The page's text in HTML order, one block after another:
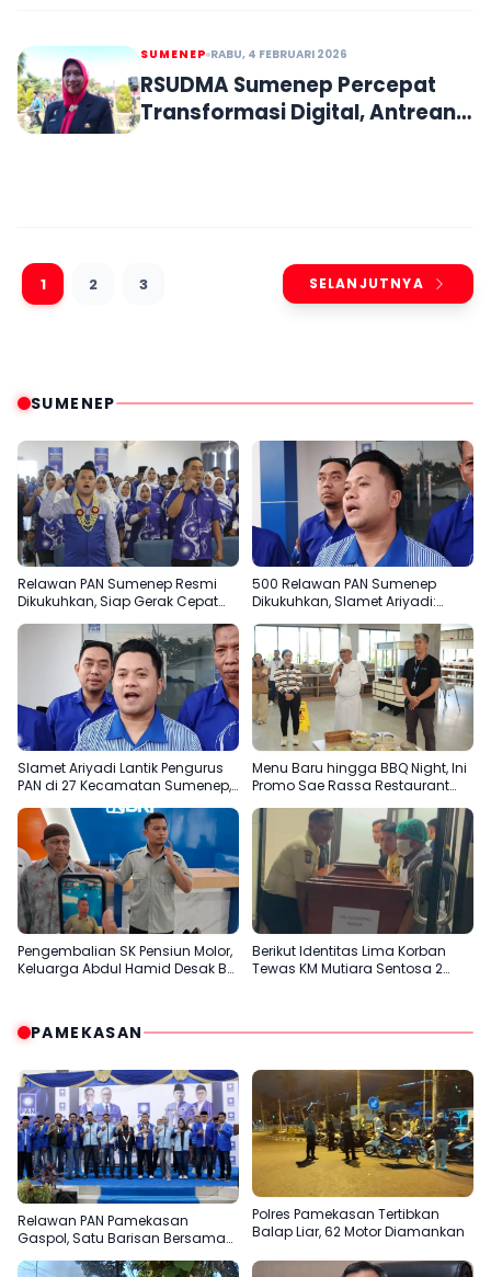
SUMENEP RABU, 4 FEBRUARI 2026
RSUDMA Sumenep Percepat
Transformasi Digital, Antrean
1 2 3 SELANJUTNYA
SUMENEP
Relawan PAN Sumenep Resmi
Dikukuhkan, Siap Gerak Cepat
Bantu Rakyat
500 Relawan PAN Sumenep
Dikukuhkan, Slamet Ariyadi:
Garda Terdepan Bantu Rakyat
Slamet Ariyadi Lantik Pengurus
PAN di 27 Kecamatan Sumenep,
Menu Baru hingga BBQ Night, Ini
Promo Sae Rassa Restaurant
Pengembalian SK Pensiun Molor,
Keluarga Abdul Hamid Desak BRI
Berikut Identitas Lima Korban
Tewas KM Mutiara Sentosa 2
PAMEKASAN
Relawan PAN Pamekasan
Gaspol, Satu Barisan Bersama
Polres Pamekasan Tertibkan
Balap Liar, 62 Motor Diamankan